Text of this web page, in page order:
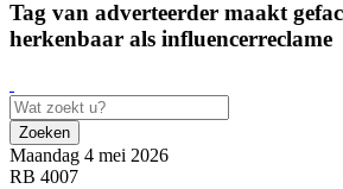
Tag van adverteerder maakt
herkenbaar als influencerreclame
Zoeken
Maandag 4 mei 2026
RB 4007